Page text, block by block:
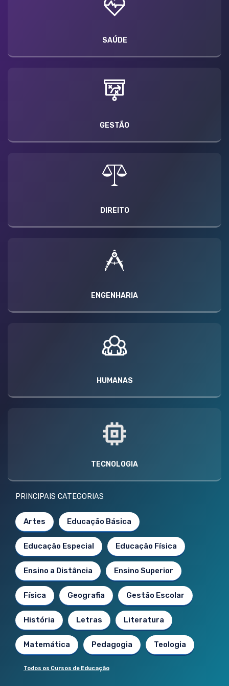
SAÚDE
GESTÃO
DIREITO
ENGENHARIA
HUMANAS
TECNOLOGIA
PRINCIPAIS CATEGORIAS
Artes Educação Básica
Educação Especial Educação Física
Ensino a Distância Ensino Superior
Física Geografia Gestão Escolar
História Letras Literatura
Matemática Pedagogia Teologia
Todos os Cursos de Educação